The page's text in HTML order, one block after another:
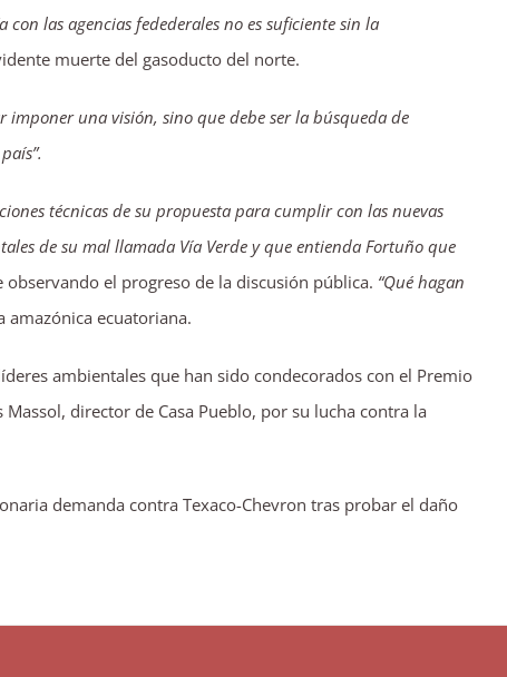
las agencias fedederales no es suficiente sin la
muerte del gasoducto del norte.
una visión, sino que debe ser la búsqueda de
técnicas de su propuesta para cumplir con las nuevas
de su mal llamada Vía Verde y que entienda Fortuño que
el progreso de la discusión pública. “Qué hagan
amazónica ecuatoriana.
ambientales que han sido condecorados con el Premio
director de Casa Pueblo, por su lucha contra la
demanda contra Texaco-Chevron tras probar el daño